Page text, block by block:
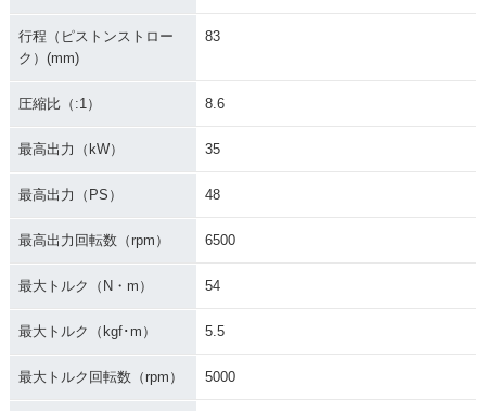
me Version アップ
ハンドル仕様・特
ハンドル仕様・マイ
ナーチェンジ
2003年 W650 Chro
2003年 W650 Chro
行程（ピストンストロー
ク）(mm)
83
圧縮比（:1） 8.6
最高出力（kW） 35
最高出力（PS） 48
最高出力回転数（rpm） 6500
最大トルク（N・m） 54
最大トルク（kgf･m） 5.5
最大トルク回転数（rpm） 5000